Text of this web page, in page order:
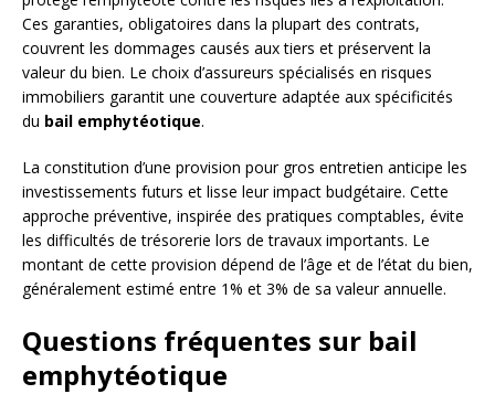
Ces garanties, obligatoires dans la plupart des contrats,
couvrent les dommages causés aux tiers et préservent la
valeur du bien. Le choix d’assureurs spécialisés en risques
immobiliers garantit une couverture adaptée aux spécificités
du bail emphytéotique.
La constitution d’une provision pour gros entretien anticipe les
investissements futurs et lisse leur impact budgétaire. Cette
approche préventive, inspirée des pratiques comptables, évite
les difficultés de trésorerie lors de travaux importants. Le
montant de cette provision dépend de l’âge et de l’état du bien,
généralement estimé entre 1% et 3% de sa valeur annuelle.
Questions fréquentes sur bail
emphytéotique